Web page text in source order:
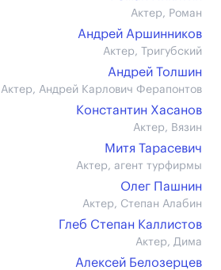
Актер, Роман
Андрей Аршинников
Актер, Тригубский
Андрей Толшин
Актер, Андрей Карлович Ферапонтов
Константин Хасанов
Актер, Вязин
Митя Тарасевич
Актер, агент турфирмы
Олег Пашнин
Актер, Степан Алабин
Глеб Степан Каллистов
Актер, Дима
Алексей Белозерцев